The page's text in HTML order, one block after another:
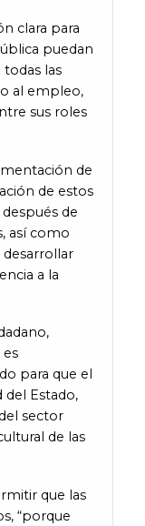
clara para
puedan
las
al empleo,
sus roles
de
de estos
de
así como
a la
para que el
del Estado,
sector
de las
que las
“porque